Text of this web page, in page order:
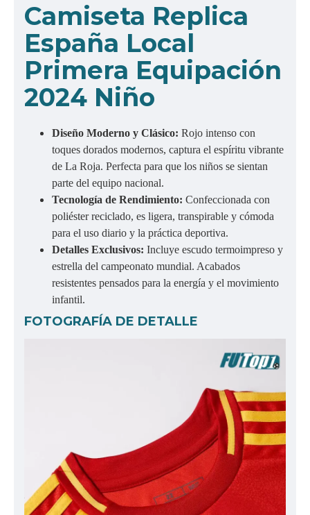
Camiseta Replica
España Local
Primera Equipación
2024 Niño
Diseño Moderno y Clásico: Rojo intenso con
toques dorados modernos, captura el espíritu vibrante
de La Roja. Perfecta para que los niños se sientan
parte del equipo nacional.
Tecnología de Rendimiento: Confeccionada con
poliéster reciclado, es ligera, transpirable y cómoda
para el uso diario y la práctica deportiva.
Detalles Exclusivos: Incluye escudo termoimpreso y
estrella del campeonato mundial. Acabados
resistentes pensados para la energía y el movimiento
infantil.
FOTOGRAFÍA DE DETALLE